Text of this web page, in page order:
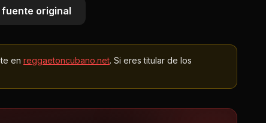
fuente original
en reggaetoncubano.net. Si eres titular de los